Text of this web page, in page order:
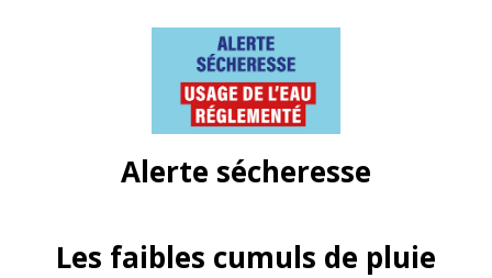
Alerte sécheresse
Les faibles cumuls de pluie